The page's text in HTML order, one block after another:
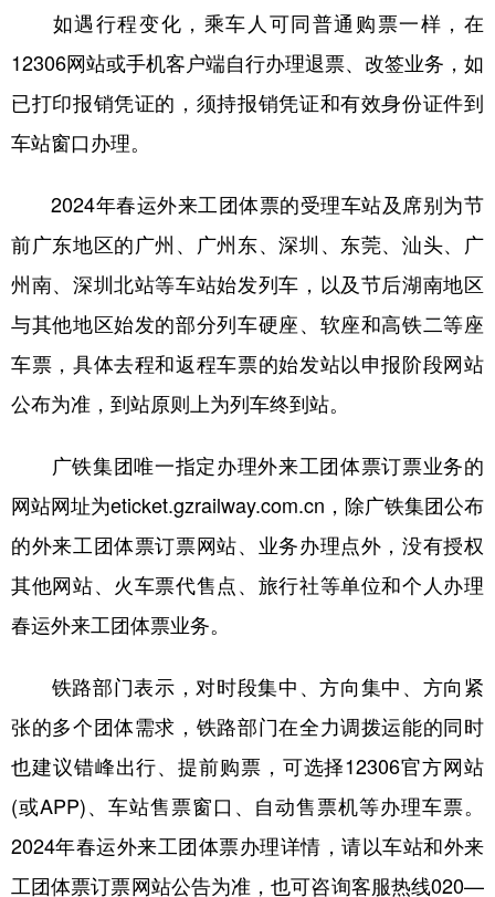
陕西 甘肃 青海 宁夏
新疆 内蒙古 黑龙江
English Español Français عربى
Русский язык 日本語 한국어
Deutsch Português
如遇行程变化，乘车人可同普通购票一样，在
12306网站或手机客户端自行办理退票、改签业务，如
已打印报销凭证的，须持报销凭证和有效身份证件到
车站窗口办理。
2024年春运外来工团体票的受理车站及席别为节
前广东地区的广州、广州东、深圳、东莞、汕头、广
州南、深圳北站等车站始发列车，以及节后湖南地区
与其他地区始发的部分列车硬座、软座和高铁二等座
车票，具体去程和返程车票的始发站以申报阶段网站
公布为准，到站原则上为列车终到站。
广铁集团唯一指定办理外来工团体票订票业务的
网站网址为eticket.gzrailway.com.cn，除广铁集团公布
的外来工团体票订票网站、业务办理点外，没有授权
其他网站、火车票代售点、旅行社等单位和个人办理
春运外来工团体票业务。
铁路部门表示，对时段集中、方向集中、方向紧
张的多个团体需求，铁路部门在全力调拨运能的同时
也建议错峰出行、提前购票，可选择12306官方网站
(或APP)、车站售票窗口、自动售票机等办理车票。
2024年春运外来工团体票办理详情，请以车站和外来
工团体票订票网站公告为准，也可咨询客服热线020—